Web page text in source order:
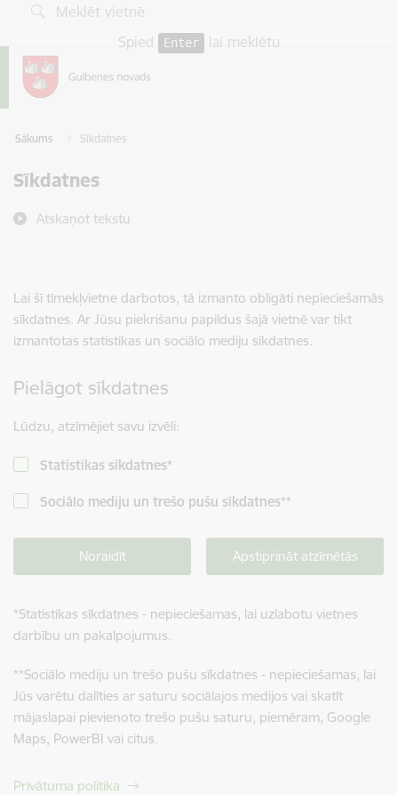
Pāriet uz lapas saturu
Spied
Enter lai meklētu
Sākums Sīkdatnes
Sīkdatnes
Atskaņot tekstu
Lai šī tīmekļvietne darbotos, tā izmanto obligāti nepieciešamās
sīkdatnes. Ar Jūsu piekrišanu papildus šajā vietnē var tikt
izmantotas statistikas un sociālo mediju sīkdatnes.
Pielāgot sīkdatnes
Lūdzu, atzīmējiet savu izvēli:
Statistikas sīkdatnes*
Sociālo mediju un trešo pušu sīkdatnes**
Noraidīt Apstiprināt atzīmētās
*Statistikas sīkdatnes - nepieciešamas, lai uzlabotu vietnes
darbību un pakalpojumus.
**Sociālo mediju un trešo pušu sīkdatnes - nepieciešamas, lai
Jūs varētu dalīties ar saturu sociālajos medijos vai skatīt
mājaslapai pievienoto trešo pušu saturu, piemēram, Google
Maps, PowerBI vai citus.
Privātuma politika